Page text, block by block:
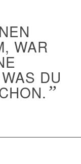
WAR
DU
”